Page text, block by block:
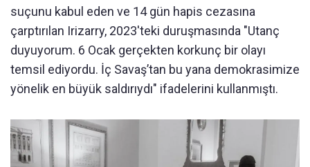
suçunu kabul eden ve 14 gün hapis cezasına
çarptırılan Irizarry, 2023'teki duruşmasında "Utanç
duyuyorum. 6 Ocak gerçekten korkunç bir olayı
temsil ediyordu. İç Savaş’tan bu yana demokrasimize
yönelik en büyük saldırıydı" ifadelerini kullanmıştı.